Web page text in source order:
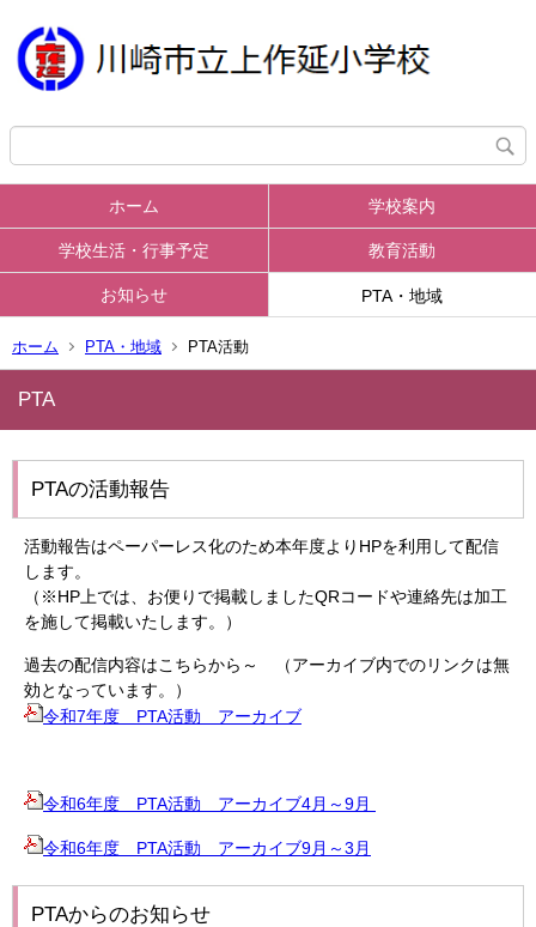
ホーム 学校案内
学校生活・行事予定 教育活動
お知らせ PTA・地域
ホーム PTA・地域 PTA活動
PTA
PTAの活動報告
活動報告はペーパーレス化のため本年度よりHPを利用して配信
します。
（※HP上では、お便りで掲載しましたQRコードや連絡先は加工
を施して掲載いたします。）
過去の配信内容はこちらから～ （アーカイブ内でのリンクは無
効となっています。）
令和7年度 PTA活動 アーカイブ
令和6年度 PTA活動 アーカイブ4月～9月
令和6年度 PTA活動 アーカイブ9月～3月
PTAからのお知らせ